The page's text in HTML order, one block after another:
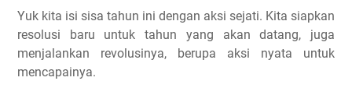
Yuk kita isi sisa tahun ini dengan aksi sejati. Kita siapkan
resolusi baru untuk tahun yang akan datang, juga
menjalankan revolusinya, berupa aksi nyata untuk
mencapainya.